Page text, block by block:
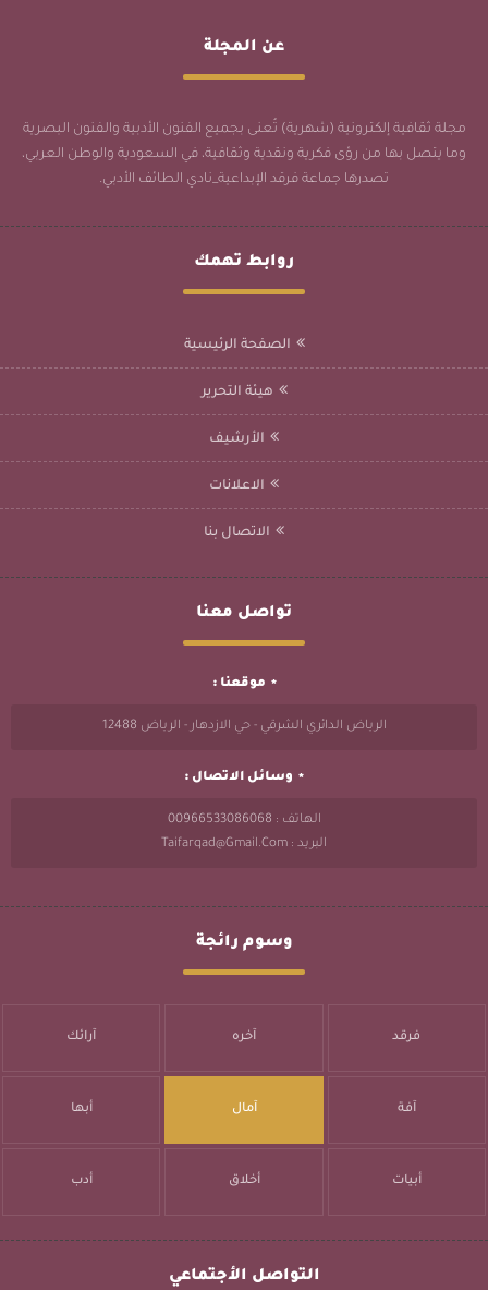
عن المجلة
مجلة ثقافية إلكترونية (شهرية) تُعنى بجميع الفنون الأدبية والفنون البصرية
وما يتصل بها من رؤى فكرية ونقدية وثقافية، في السعودية والوطن العربي،
تصدرها جماعة فرقد الإبداعية_نادي الطائف الأدبي.
روابط تهمك
الصفحة الرئيسية
هيئة التحرير
الأرشيف
الاعلانات
الاتصال بنا
تواصل معنا
موقعنا :
الرياض الدائري الشرقي - حي الازدهار - الرياض 12488
وسائل الاتصال :
الهاتف : 00966533086068
البريد : Taifarqad@gmail.com
وسوم رائجة
فرقد آخره آرائك
آفة آمال أبها
أبيات أخلاق أدب
التواصل الأجتماعي